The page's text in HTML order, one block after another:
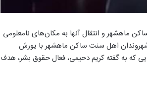
۱۴ نفر از شهروندان اهل سنت ساکن ماهشهر و انتقال آنها به مکان‌های نامعلومی
ایران طی چند روز گذشته از بازداشت دستکم ۱۴ نفر از شهروندان اهل سنت ساکن ماهشهر با یورش
که به گفته کریم دحیمی، ‌فعال حقوق بشر، هدف